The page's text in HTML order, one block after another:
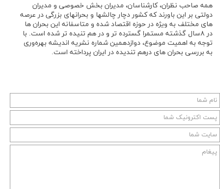
همه صاحب نظران، کارشناسان، مدیران بخش خصوصی و مدیران
دولتی بر این باورند که کشور دچار چالشها و بحرانهای بزرگی در عرصه
های مختلف به ویژه در حوزه اقتصاد شده و متاسفانه این بحران ها
در ۸سال گذشته مستمرا گسترده تر و در هم تنیده تر شده است. با
توجه به اهمیت موضوع، دوازدهمین شماره نشریه اندیشه بهره‌وری
به بررسی بحران های درهم تندیده در ایران پرداخته است.